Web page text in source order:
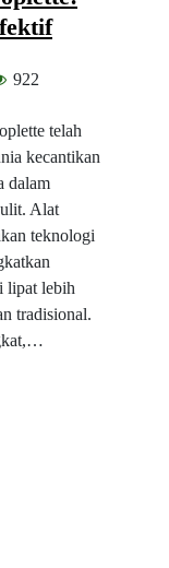
922
telah
kecantikan
dalam
Alat
teknologi
lipat lebih
tradisional.